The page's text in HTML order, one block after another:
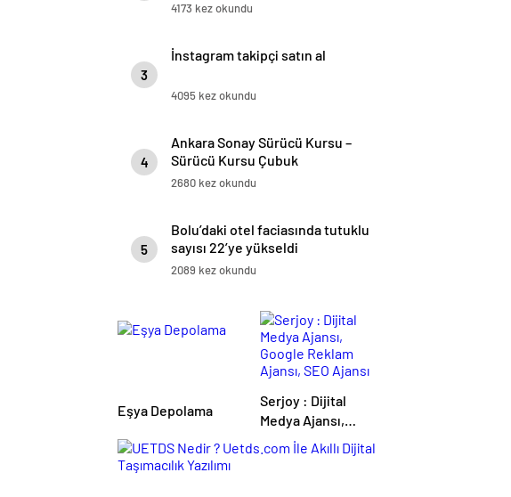
4173 kez okundu
3
İnstagram takipçi satın al
4095 kez okundu
4
Ankara Sonay Sürücü Kursu –
Sürücü Kursu Çubuk
2680 kez okundu
5
Bolu’daki otel faciasında tutuklu
sayısı 22’ye yükseldi
2089 kez okundu
Eşya Depolama
Serjoy : Dijital
Medya Ajansı,
Google Reklam
Ajansı, SEO Ajansı